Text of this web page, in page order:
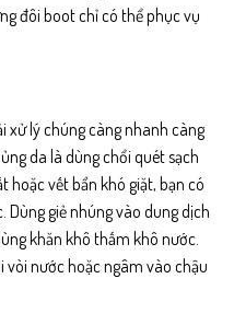
đôi boot chỉ có thể phục vụ
xử lý chúng càng nhanh càng
da là dùng chổi quét sạch
hoặc vết bẩn khó giặt, bạn có
giẻ nhúng vào dung dịch
khăn khô thấm khô nước.
vòi nước hoặc ngâm vào chậu